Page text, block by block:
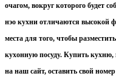
очагом, вокруг которого будет
нэо кухни отличаются высокой
места для того, чтобы
кухонную посуду. Купить
на наш сайт, оставить свой